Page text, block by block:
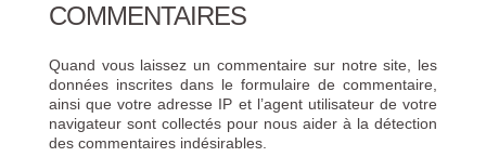
COMMENTAIRES
Quand vous laissez un commentaire sur notre site, les
données inscrites dans le formulaire de commentaire,
ainsi que votre adresse IP et l’agent utilisateur de votre
navigateur sont collectés pour nous aider à la détection
des commentaires indésirables.